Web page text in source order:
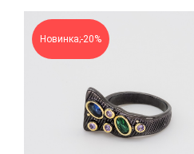
Новинка;-20%